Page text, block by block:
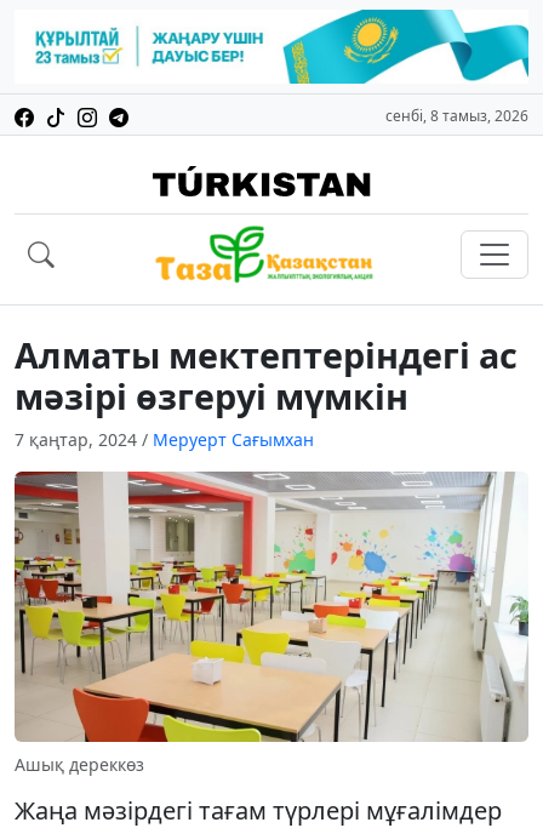
сенбі, 8 тамыз, 2026
Алматы мектептеріндегі ас
мәзірі өзгеруі мүмкін
7 қаңтар, 2024 / Меруерт Сағымхан
Ашық дереккөз
Жаңа мәзірдегі тағам түрлері мұғалімдер